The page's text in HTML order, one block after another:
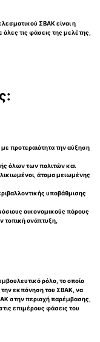
ΣΒΑΚ είναι η
τις φάσεις της μελέτης,
προτεραιότητα την αύξηση
όλων των πολιτών και
άτομα μειωμένης
υποβάθμισης
οικονομικούς πόρους
τοπική ανάπτυξη,
ρόλο, το οποίο
την εκπόνηση του ΣΒΑΚ, να
στην περιοχή παρέμβασης,
επιμέρους φάσεις του